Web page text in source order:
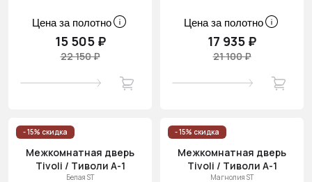
Цена за полотно
15 505 ₽
22 150 ₽
Цена за полотно
17 935 ₽
21 100 ₽
- 15% скидка
Межкомнатная дверь
Tivoli / Тиволи А-1
Белая ST
- 15% скидка
Межкомнатная дверь
Tivoli / Тиволи А-1
Магнолия ST